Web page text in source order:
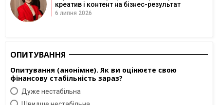
креатив і контент на бізнес-результат
6 липня 2026
ОПИТУВАННЯ
Опитування (анонімне). Як ви оцінюєте свою
фінансову стабільність зараз?
Дуже нестабільна